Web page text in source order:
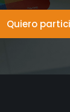
Quiero